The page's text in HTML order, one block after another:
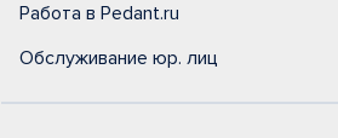
Работа в Pedant.ru
Обслуживание юр. лиц